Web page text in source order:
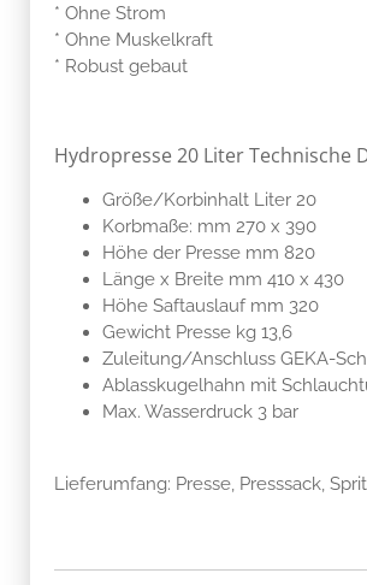
* Ohne Strom
* Ohne Muskelkraft
* Robust gebaut
Hydropresse 20 Liter Technische
Größe/Korbinhalt Liter 20
Korbmaße: mm 270 x 390
Höhe der Presse mm 820
Länge x Breite mm 410 x 430
Höhe Saftauslauf mm 320
Gewicht Presse kg 13,6
Zuleitung/Anschluss GEKA-
Ablasskugelhahn mit
Max. Wasserdruck 3 bar
Lieferumfang: Presse, Presssack,